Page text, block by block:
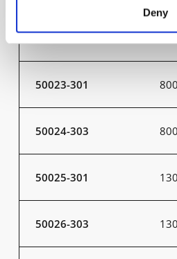
Deny
50010-303
50023-301 800
50024-303 800
50025-301
50026-303